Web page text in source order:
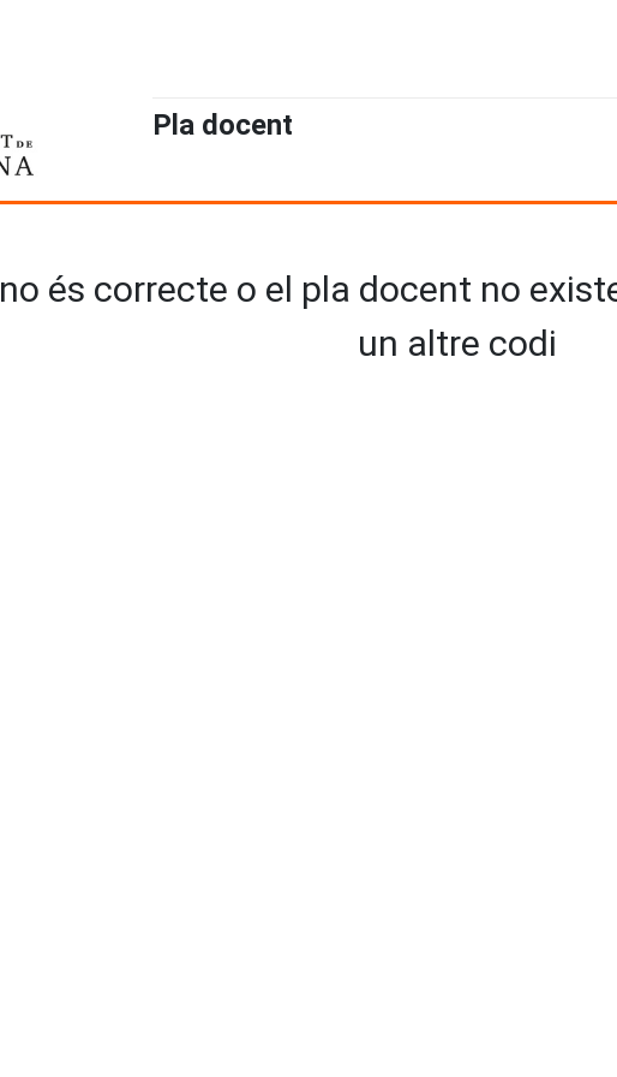
Pla docent
és correcte o el pla docent no
un altre codi